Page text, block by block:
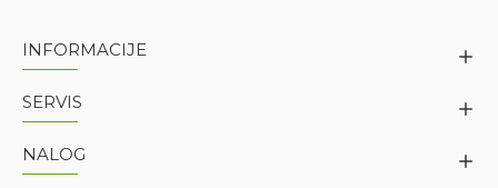
INFORMACIJE
SERVIS
NALOG